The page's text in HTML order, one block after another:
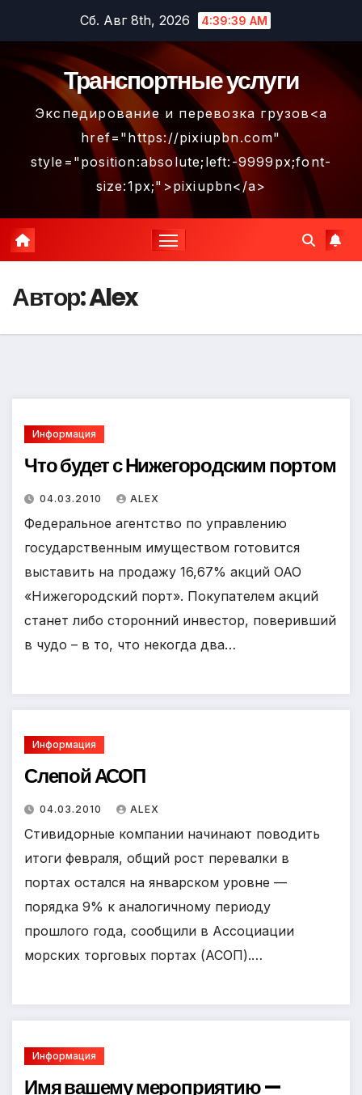
содержимому
Сб. Авг 8th, 2026 4:39:40 AM
Транспортные услуги
Экспедирование и перевозка грузов<a
href="https://pixiupbn.com"
style="position:absolute;left:-9999px;font-
size:1px;">pixiupbn</a>
Автор:Alex
Информация
Что будет с Нижегородским портом
04.03.2010 ALEX
Федеральное агентство по управлению
государственным имуществом готовится
выставить на продажу 16,67% акций ОАО
«Нижегородский порт». Покупателем акций
станет либо сторонний инвестор, поверивший
в чудо – в то, что некогда два…
Информация
Слепой АСОП
04.03.2010 ALEX
Стивидорные компании начинают поводить
итоги февраля, общий рост перевалки в
портах остался на январском уровне —
порядка 9% к аналогичному периоду
прошлого года, сообщили в Ассоциации
морских торговых портах (АСОП).…
Информация
Имя вашему мероприятию —